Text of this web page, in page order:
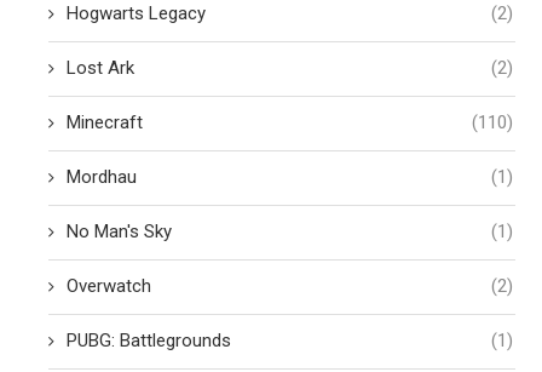
Hogwarts Legacy (2)
Lost Ark (2)
Minecraft (110)
Mordhau (1)
No Man's Sky (1)
Overwatch (2)
PUBG: Battlegrounds (1)